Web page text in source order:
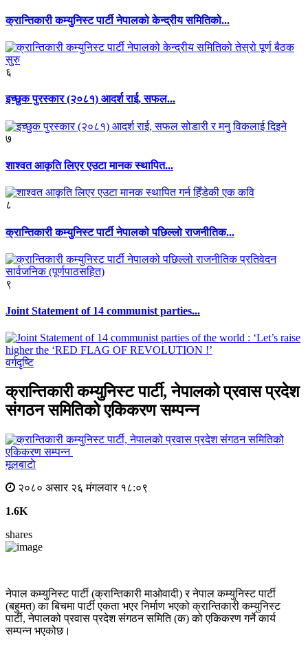
क्रान्तिकारी कम्युनिस्ट पार्टी नेपालको केन्द्रीय समितिको...
६
इच्छुक पुरस्कार (२०८१) आदर्श राई, सफल...
७
शाश्वत आकृति लिएर एउटा मानक स्थापित...
८
क्रान्तिकारी कम्युनिस्ट पार्टी नेपालको पछिल्लो राजनीतिक...
९
Joint Statement of 14 communist parties...
वर्गदृष्टि
क्रान्तिकारी कम्युनिस्ट पार्टी, नेपालको प्रवास प्रदेश
संगठन समितिको एकिकरण सम्पन्न
मूलबाटाे
२०८० असार २६ मंगलवार १८:०९
1.6K
shares
नेपाल कम्युनिस्ट पार्टी (क्रान्तिकारी माओवादी) र नेपाल कम्युनिस्ट पार्टी
(बहुमत) का बिचमा पार्टी एकता भएर निर्माण भएको क्रान्तिकारी कम्युनिस्ट
पार्टी, नेपालको प्रवास प्रदेश संगठन समिति (क) को एकिकरण गर्ने कार्य
सम्पन्न भएकोछ।